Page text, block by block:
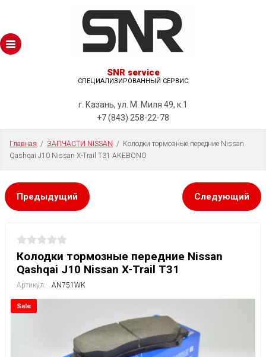
SNR service
СПЕЦИАЛИЗИРОВАННЫЙ СЕРВИС
г. Казань, ул. М. Миля 49, к.1
+7 (843) 258-22-78
Главная
  /
ЗАПЧАСТИ NISSAN
  /  Колодки тормозные передние Nissan
Qashqai J10 Nissan X-Trail T31 AKEBONO
Предыдущий Следующий
Колодки тормозные передние Nissan
Qashqai J10 Nissan X-Trail T31
Артикул: AN751WK
Sale